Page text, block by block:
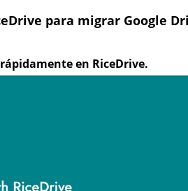
para migrar Google
en RiceDrive.